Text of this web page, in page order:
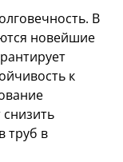
В
новейшие
к
труб в